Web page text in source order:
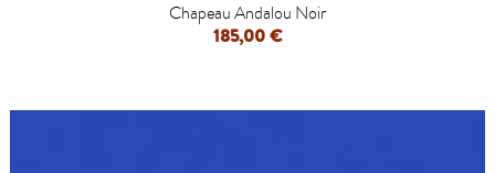
Chapeau Andalou Noir
185,00 €